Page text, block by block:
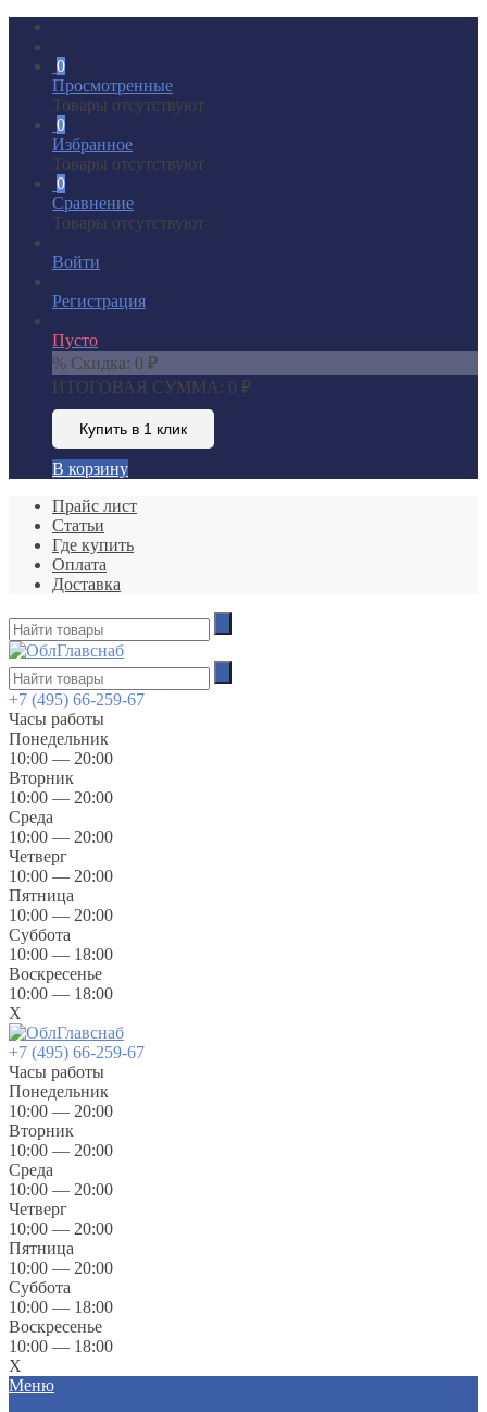
0
Просмотренные
Товары отсутствуют
0
Избранное
Товары отсутствуют
0
Сравнение
Товары отсутствуют
Войти
Регистрация
Пусто
% Скидка: 0 ₽
ИТОГОВАЯ СУММА: 0 ₽
Купить в 1 клик
В корзину
Прайс лист
Статьи
Где купить
Оплата
Доставка
+7 (495) 66-259-67
Часы работы
Понедельник
10:00 — 20:00
Вторник
10:00 — 20:00
Среда
10:00 — 20:00
Четверг
10:00 — 20:00
Пятница
10:00 — 20:00
Суббота
10:00 — 18:00
Воскресенье
10:00 — 18:00
X
+7 (495) 66-259-67
Часы работы
Понедельник
10:00 — 20:00
Вторник
10:00 — 20:00
Среда
10:00 — 20:00
Четверг
10:00 — 20:00
Пятница
10:00 — 20:00
Суббота
10:00 — 18:00
Воскресенье
10:00 — 18:00
X
Меню